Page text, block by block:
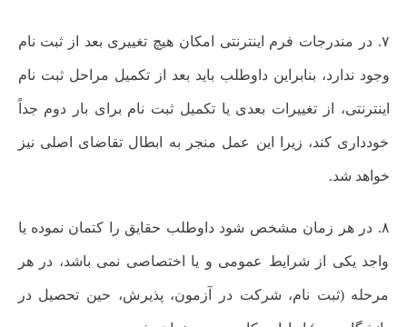
۷. در مندرجات فرم اینترنتی امکان هیچ تغییری بعد از ثبت نام
وجود ندارد، بنابراین داوطلب باید بعد از تکمیل مراحل ثبت نام
اینترنتی، از تغییرات بعدی یا تکمیل ثبت نام برای بار دوم جداً
خودداری کند، زیرا این عمل منجر به ابطال تقاضای اصلی نیز
خواهد شد.
۸. در هر زمان مشخص شود داوطلب حقایق را کتمان نموده یا
واجد یکی از شرایط عمومی و یا اختصاصی نمی‏ باشد، در هر
مرحله (ثبت نام، شرکت در آزمون، پذیرش، حین تحصیل در